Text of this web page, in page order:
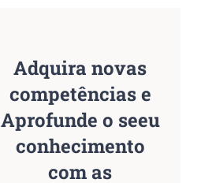
Adquira novas
competências e
Aprofunde o seeu
conhecimento
com as